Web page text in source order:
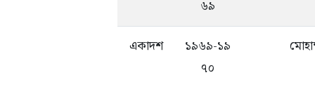
৬৯
একাদশ
১৯৬৯-১৯
৭০